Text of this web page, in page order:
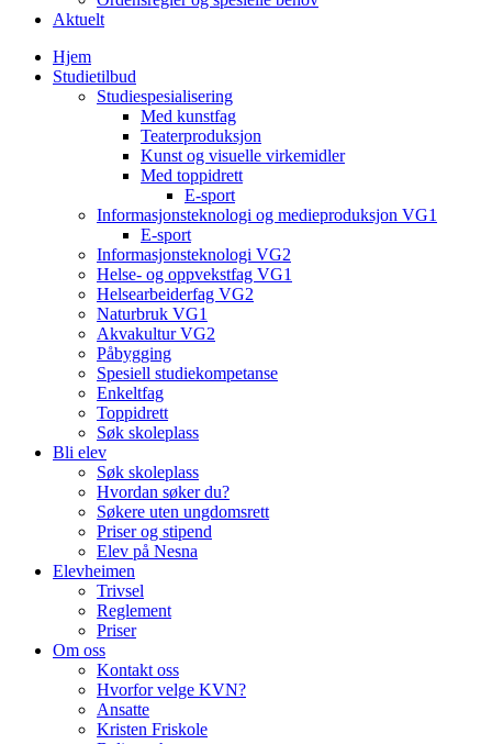
Aktuelt
Hjem
Studietilbud
Studiespesialisering
Med kunstfag
Teaterproduksjon
Kunst og visuelle virkemidler
Med toppidrett
E-sport
Informasjonsteknologi og medieproduksjon VG1
E-sport
Informasjonsteknologi VG2
Helse- og oppvekstfag VG1
Helsearbeiderfag VG2
Naturbruk VG1
Akvakultur VG2
Påbygging
Spesiell studiekompetanse
Enkeltfag
Toppidrett
Søk skoleplass
Bli elev
Søk skoleplass
Hvordan søker du?
Søkere uten ungdomsrett
Priser og stipend
Elev på Nesna
Elevheimen
Trivsel
Reglement
Priser
Om oss
Kontakt oss
Hvorfor velge KVN?
Ansatte
Kristen Friskole